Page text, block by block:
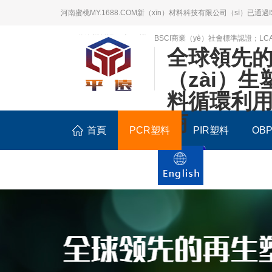
河南蜜桃MY.1688.COM新（xīn）材料科技有限公司（sī）已通
2809趨海塑料認（rèn）證；BSCI商業（yè）社會標準認證；
全球領先
（zài）生
料循環利
商
首頁 PCR塑料 PIR塑料